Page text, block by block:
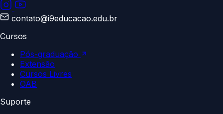
contato@i9educacao.edu.br
Cursos
Pós-graduação
Extensão
Cursos Livres
OAB
Suporte